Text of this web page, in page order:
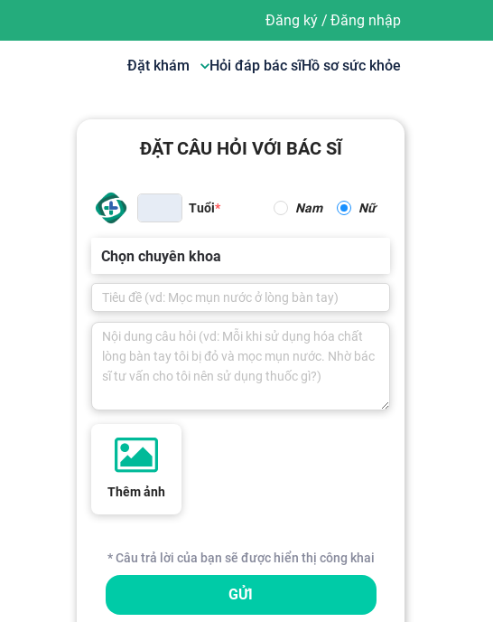
Đăng ký/ Đăng nhập
Đặt khám Hỏi đáp bác sĩHồ sơ sức khỏe
ĐẶT CÂU HỎI VỚI BÁC SĨ
Tuổi Nam Nữ
Chọn chuyên khoa
Thêm ảnh
* Câu trả lời của bạn sẽ được hiển thị công khai
GỬI